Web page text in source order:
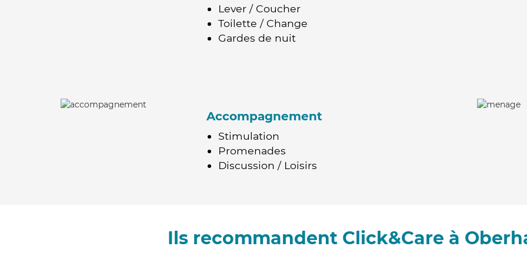
Lever / Coucher
Toilette / Change
Gardes de nuit
Accompagnement
Stimulation
Promenades
Discussion / Loisirs
Ils recommandent Click&Care à